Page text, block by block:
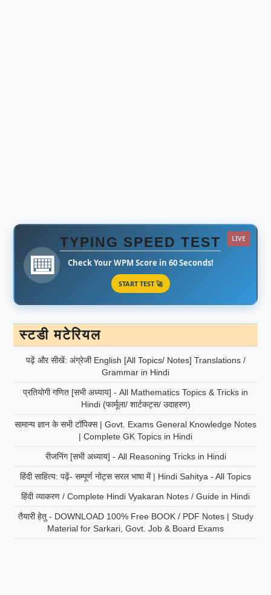
⌨️
TYPING SPEED TEST
Check Your WPM Score in 60 Seconds!
START TEST 🚀
LIVE
स्टडी मटेरियल
पढ़ें और सीखें: अंग्रेजी English [All Topics/ Notes] Translations /
Grammar in Hindi
प्रतियोगी गणित [सभी अध्याय] - All Mathematics Topics & Tricks in
Hindi (फार्मूला/ शार्टकट्स/ उदाहरण)
सामान्य ज्ञान के सभी टॉपिक्स | Govt. Exams General Knowledge Notes
| Complete GK Topics in Hindi
रीजनिंग [सभी अध्याय] - All Reasoning Tricks in Hindi
हिंदी साहित्य: पढ़ें- सम्पूर्ण नोट्स सरल भाषा में | Hindi Sahitya - All Topics
हिंदी व्याकरण / Complete Hindi Vyakaran Notes / Guide in Hindi
तैयारी हेतु - DOWNLOAD 100% Free BOOK / PDF Notes | Study
Material for Sarkari, Govt. Job & Board Exams